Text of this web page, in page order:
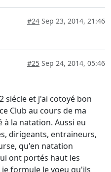
#24 Sep 23, 2014, 21:46
#25 Sep 24, 2014, 05:46
siécle et j'ai cotoyé bon
Club au cours de ma
à la natation. Aussi eu
dirigeants, entraineurs,
qu'en natation
ont portés haut les
je formule le voeu qu'ils